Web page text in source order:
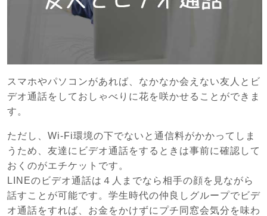
スマホやパソコンがあれば、なかなか会えない友人とビ
デオ通話をしておしゃべりに花を咲かせることができま
す。
ただし、Wi-Fi環境の下でないと通信料がかかってしま
うため、友達にビデオ通話をするときは事前に確認して
おくのがエチケットです。
LINEのビデオ通話は４人までなら相手の顔を見ながら
話すことが可能です。学生時代の仲良しグループでビデ
オ通話をすれば、お金をかけずにプチ同窓会気分を味わ